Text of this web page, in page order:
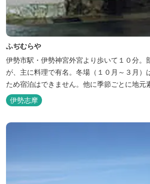
ふぢむらや
伊勢市駅・伊勢神宮外宮より歩いて１０分。
が、主に料理で有名。冬場（１０月～３月）
ため宿泊はできません。他に季節ごとに地元
理もお楽しみ頂けます。
伊勢志摩